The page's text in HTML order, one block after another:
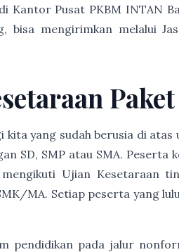
Kantor Pusat PKBM INTAN
bisa mengirimkan melalui
Paket
kita yang sudah berusia di
SD, SMP atau SMA.
Ujian Kesetaraan
MA. Setiap peserta yang
pendidikan pada jalur